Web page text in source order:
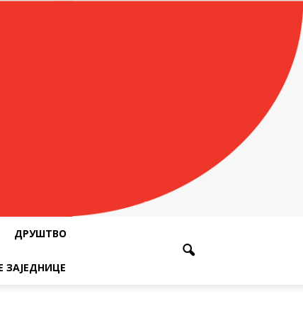
ДРУШТВО
ЗАЈЕДНИЦЕ